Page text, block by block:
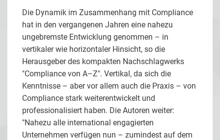
Die Dynamik im Zusammenhang mit Compliance
hat in den vergangenen Jahren eine nahezu
ungebremste Entwicklung genommen – in
vertikaler wie horizontaler Hinsicht, so die
Herausgeber des kompakten Nachschlagwerks
"Compliance von A–Z". Vertikal, da sich die
Kenntnisse – aber vor allem auch die Praxis – von
Compliance stark weiterentwickelt und
professionalisiert haben. Die Autoren weiter:
"Nahezu alle international engagierten
Unternehmen verfügen nun – zumindest auf dem